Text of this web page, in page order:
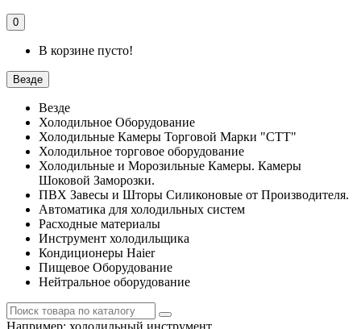
0
В корзине пусто!
Везде
Везде
Холодильное Оборудование
Холодильные Камеры Торговой Марки "СТТ"
Холодильное торговое оборудование
Холодильные и Морозильные Камеры. Камеры
Шоковой Заморозки.
ПВХ Завесы и Шторы Силиконовые от Производителя.
Автоматика для холодильных систем
Расходные материалы
Инструмент холодильщика
Кондиционеры Haier
Пищевое Оборудование
Нейтральное оборудование
Например: холодильный инструмент